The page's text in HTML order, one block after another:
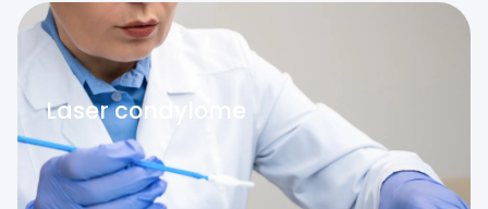
Laser condylome